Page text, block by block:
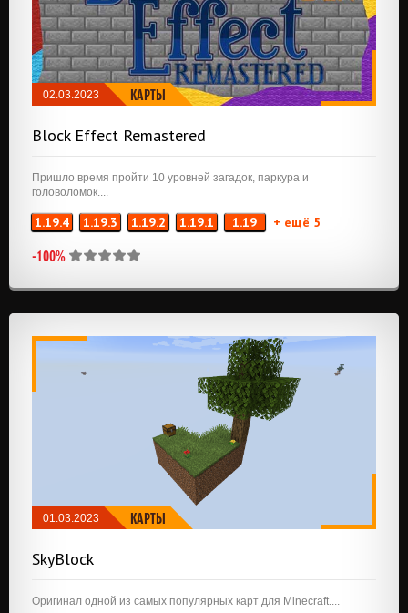
02.03.2023 КАРТЫ
Block Effect Remastered
Пришло время пройти 10 уровней загадок, паркура и
головоломок....
1.19.4 1.19.3 1.19.2 1.19.1 1.19 + ещё 5
-100%
01.03.2023 КАРТЫ
SkyBlock
Оригинал одной из самых популярных карт для Minecraft....